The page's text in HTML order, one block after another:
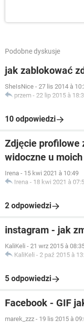
Podobne dyskusje
jak zablokować
SheIsNice - 27 lis 2014 à
przem - 22 lip 2015 à
10 odpowiedzi
Zdjęcie profilowe
widoczne u
Irena - 15 kwi 2021 à 10:49
Irena - 18 kwi 2021 à
2 odpowiedzi
instagram - jak
KaliKeli - 21 wrz 2015 à
KaliKeli - 2 paź 2015 à
5 odpowiedzi
Facebook - GIF
marek_zzz - 19 lis 2015 à